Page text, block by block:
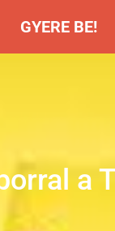
GYERE BE!
a